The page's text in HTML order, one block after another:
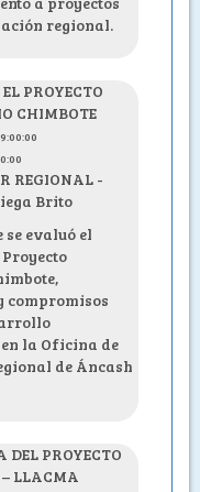
regional.
PROYECTO
CHIMBOTE
REGIONAL -
Brito
se evaluó el
compromisos
la Oficina de
de Áncash
PROYECTO
LLACMA